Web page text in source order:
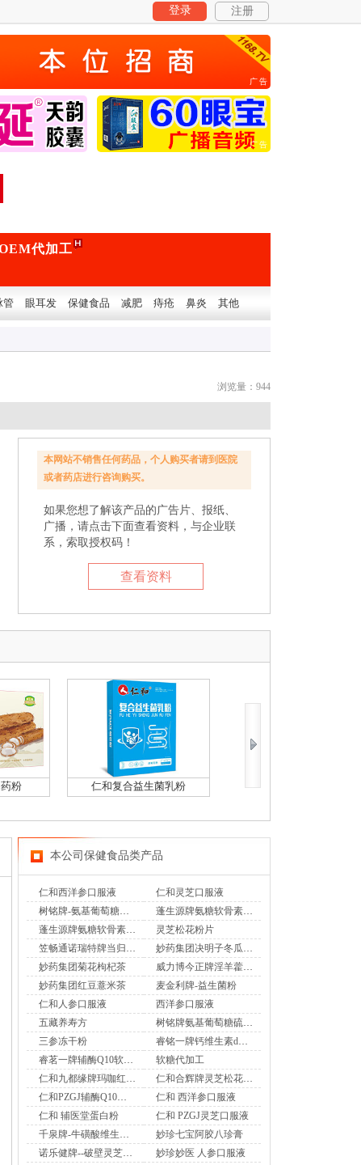
登录 注册
广告
广告 广告
代加工
管 眼耳发 保健食品 减肥 痔疮 鼻炎 其他
浏览量：944
本网站不销售任何药品，个人购买者请到医院
或者药店进行咨询购买。
如果您想了解该产品的广告片、报纸、
广播，请点击下面查看资料，与企业联
系，索取授权码！
查看资料
粉 仁和复合益生菌乳粉 仁心济民益生菌粉
本公司保健食品类产品
仁和西洋参口服液
仁和灵芝口服液
树铭牌-氨基葡萄糖硫酸软骨素钙胶囊
蓬生源牌氨糖软骨素钙片（瓶氨糖）
蓬生源牌氨糖软骨素钙片（盒氨糖）
灵芝松花粉片
笠畅通诺瑞特牌当归芦荟胶囊
妙药集团决明子冬瓜荷叶茶
妙药集团菊花枸杞茶
威力博今正牌淫羊藿人参黄精胶囊
妙药集团红豆薏米茶
麦金利牌-益生菌粉
仁和人参口服液
西洋参口服液
五藏养寿方
树铭牌氨基葡萄糖硫酸软骨素钙胶囊
三参冻干粉
睿铭一牌钙维生素d软胶囊
睿茗一牌辅酶Q10软胶囊
软糖代加工
仁和九都缘牌玛咖红景天西洋参片
仁和合辉牌灵芝松花粉片(草莓味)
仁和PZGJ辅酶Q10胶囊
仁和 西洋参口服液
仁和 辅医堂蛋白粉
仁和 PZGJ灵芝口服液
千泉牌-牛磺酸维生素A卵磷脂胶囊
妙珍七宝阿胶八珍膏
诺乐健牌--破壁灵芝孢子粉胶囊
妙珍妙医 人参口服液